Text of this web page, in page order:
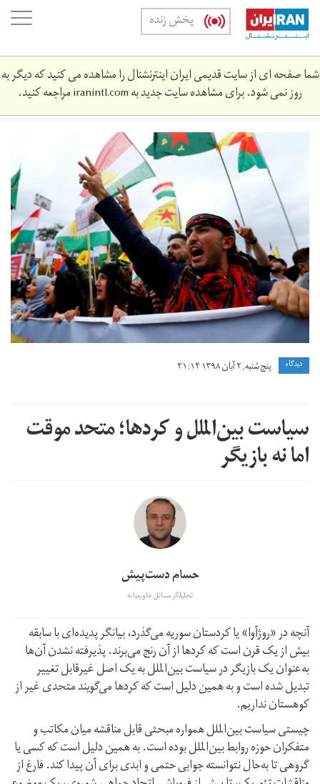
Skip
main
content
پخش زنده
شما صفحه ای از سایت قدیمی ایران اینترنشنال را مشاهده می کنید که دیگر به
روز نمی شود. برای مشاهده سایت جدید بهiranintl.comمراجعه کنید.
2019-
security-
germany-
kurds.jpg
دیدگاه پنج شنبه, ۲ آبان ۱۳۹۸ ۲۱:۱۲
سیاست بین‌الملل و کردها؛ متحد موقت
اما نە بازیگر
حسام دست‌پیش
تحلیلگر مسائل خاورمیانه
آنچە در «روژآوا» یا کردستان سوریە می‌گذرد، بیانگر پدیدەای با سابقە
بیش از یک قرن است کە کردها از آن رنج می‌برند. پذیرفته نشدن آن‌ها
به‌عنوان یک بازیگر در سیاست بین‌الملل بە یک اصل غیرقابل تغییر
تبدیل شدە است و بە همین دلیل است کە کردها می‌گویند متحدی غیر از
کوهستان نداریم.
چیستی سیاست بین‌الملل همواره مبحثی قابل مناقشە میان مکاتب و
متفکران حوزە روابط بین‌الملل بودە است. بە همین دلیل است کە کسی یا
گروهی تا به‌حال نتوانستە جوابی حتمی و ابدی برای آن پیدا کند. فارغ از